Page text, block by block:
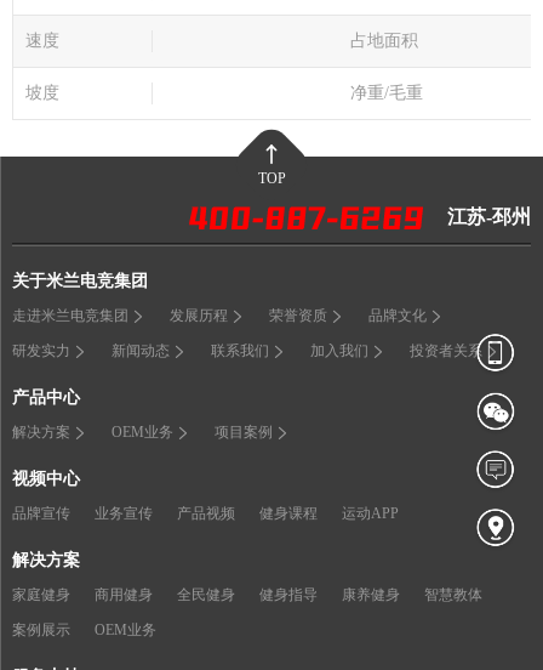
速度 占地面积
坡度 净重/毛重
TOP
江苏-邳州
关于米兰电竞集团
走进米兰电竞集团 发展历程 荣誉资质 品牌文化
研发实力 新闻动态 联系我们 加入我们 投资者关系
产品中心
解决方案 OEM业务 项目案例
视频中心
品牌宣传 业务宣传 产品视频 健身课程 运动APP
解决方案
家庭健身 商用健身 全民健身 健身指导 康养健身 智慧教体
案例展示 OEM业务